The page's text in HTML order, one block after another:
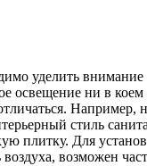
уделить
освещение ни в коем
Например,
стиль
плитку. Для
возможен